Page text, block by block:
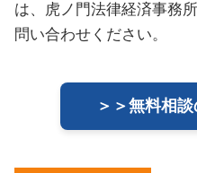
は、虎ノ門法律経済事務
問い合わせください。
＞＞無料相